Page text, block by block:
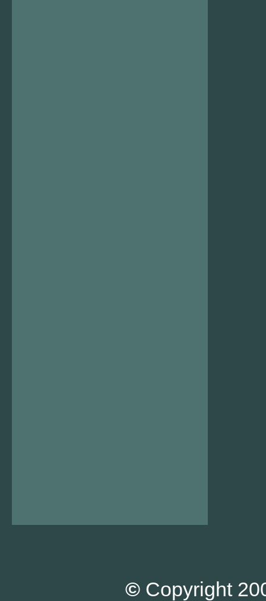
© Copyright